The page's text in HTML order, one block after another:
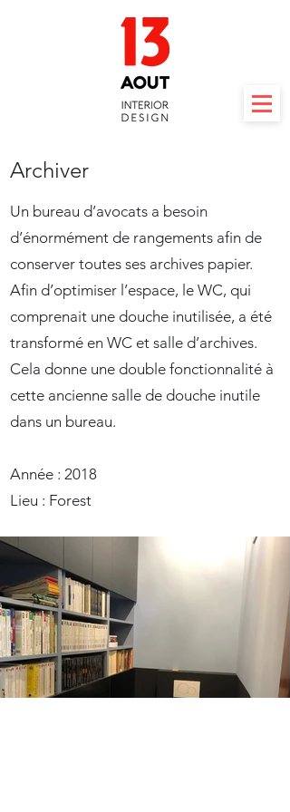
Archiver
Un bureau d’avocats a besoin
d’énormément de rangements afin de
conserver toutes ses archives papier.
Afin d’optimiser l’espace, le WC, qui
comprenait une douche inutilisée, a été
transformé en WC et salle d’archives.
Cela donne une double fonctionnalité à
cette ancienne salle de douche inutile
dans un bureau.
Année : 2018
Lieu : Forest